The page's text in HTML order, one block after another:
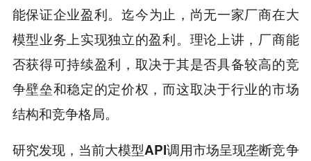
能保证企业盈利。迄今为止，尚无一家厂商在大
模型业务上实现独立的盈利。理论上讲， 厂商能
否获得可持续盈利，取决于其是否具备较高的竞
争壁垒和稳定的定价权，而这取决于行业的市场
结构和竞争格局。
研究发现， 当前大模型API调用市场呈现垄断竞争